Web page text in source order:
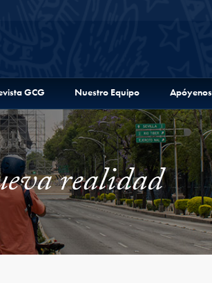
GCG Nuestro Equipo Apóyenos
realidad